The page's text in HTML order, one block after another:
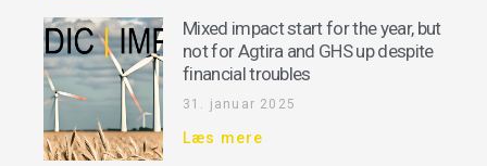
Mixed impact start for the year, but
not for Agtira and GHS up despite
financial troubles
31. januar 2025
Læs mere